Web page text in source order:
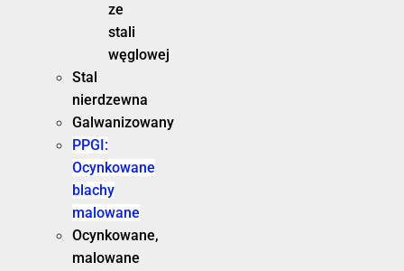
ze
stali
węglowej
Stal
nierdzewna
Galwanizowany
PPGI:
Ocynkowane
blachy
malowane
Ocynkowane,
malowane